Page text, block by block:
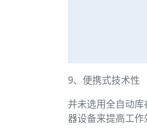
9、便携式技术性
并未选用全自动
器设备来提高工